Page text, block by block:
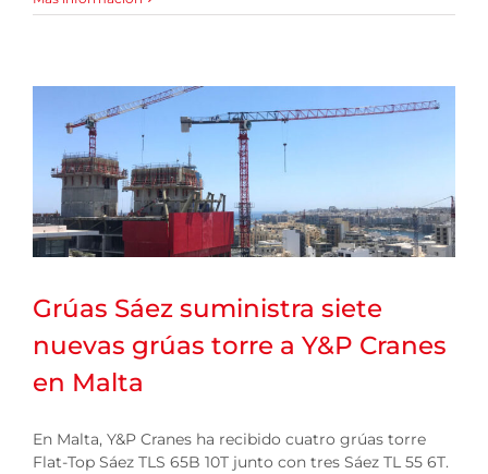
Grúas Sáez suministra siete
nuevas grúas torre a Y&P Cranes
en Malta
En Malta, Y&P Cranes ha recibido cuatro grúas torre
Flat-Top Sáez TLS 65B 10T junto con tres Sáez TL 55 6T.